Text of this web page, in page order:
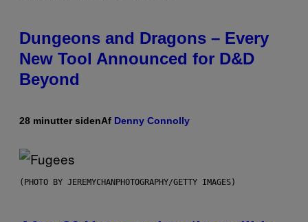
Dungeons and Dragons – Every
New Tool Announced for D&D
Beyond
28 minutter sidenAf Denny Connolly
(PHOTO BY JEREMYCHANPHOTOGRAPHY/GETTY IMAGES)